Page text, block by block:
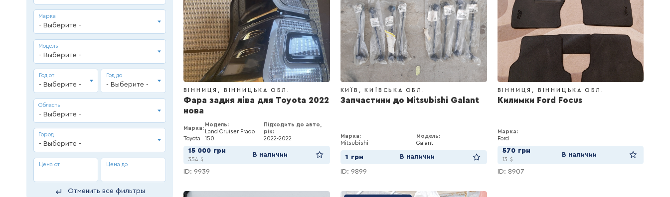
Марка
- Выберите -
Модель
- Выберите -
Год от
- Выберите -
Год до
- Выберите -
Область
- Выберите -
Город
- Выберите -
Цена от Цена до
Отменить все фильтры
ВІННИЦЯ ВІННИЦЬКА ОБЛ.
Фара задня ліва для Toyota 2022
нова
Марка:
Toyota
Модель:
Land Cruiser Prado
150
Підходить до авто,
рік:
2022 2022
354 $
15 000 грн
В наличии
ID: 9939
КИЇВ КИЇВСЬКА ОБЛ.
Запчастини до Mitsubishi Galant
Марка:
Mitsubishi
Модель:
Galant
1 грн В наличии
ID: 9899
ВІННИЦЯ ВІННИЦЬКА ОБЛ.
Килимки Ford Focus
Марка:
Ford
13 $
570 грн
В наличии
ID: 8907